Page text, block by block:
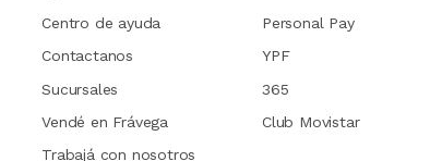
Centro de ayuda
Contactanos
Sucursales
Vendé en Frávega
Trabajá con nosotros
Personal Pay
YPF
365
Club Movistar